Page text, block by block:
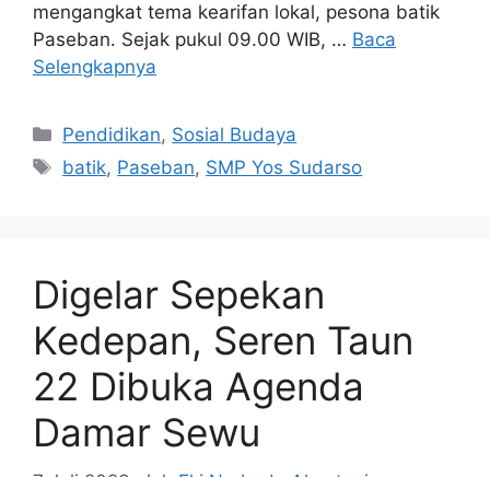
mengangkat tema kearifan lokal, pesona batik
Paseban. Sejak pukul 09.00 WIB, … Baca
Selengkapnya
Kategori
Pendidikan, Sosial Budaya
Tag
batik, Paseban, SMP Yos Sudarso
Digelar Sepekan
Kedepan, Seren Taun
22 Dibuka Agenda
Damar Sewu